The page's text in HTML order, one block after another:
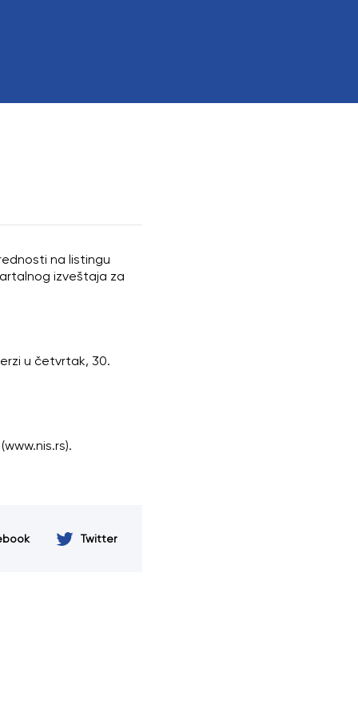
na listingu
izveštaja za
u četvrtak, 30.
Twitter